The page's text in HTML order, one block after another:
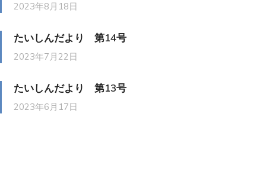
2023年8月18日
たいしんだより 第14号
2023年7月22日
たいしんだより 第13号
2023年6月17日